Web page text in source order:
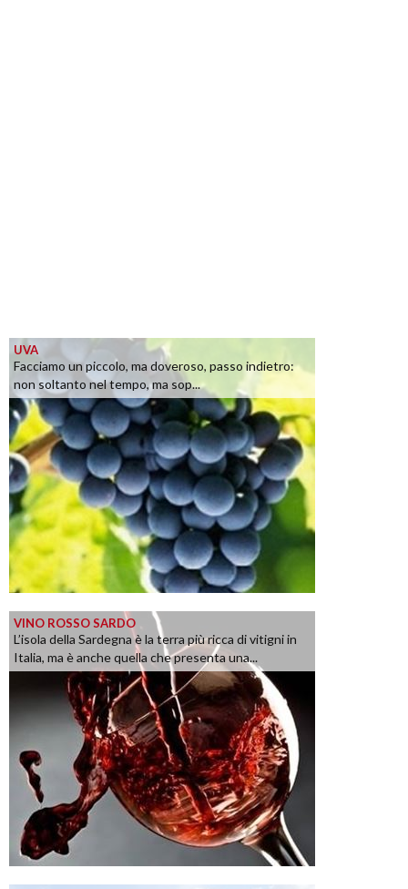
UVA
Facciamo un piccolo, ma doveroso, passo indietro:
non soltanto nel tempo, ma sop...
VINO ROSSO SARDO
L’isola della Sardegna è la terra più ricca di vitigni in
Italia, ma è anche quella che presenta una...